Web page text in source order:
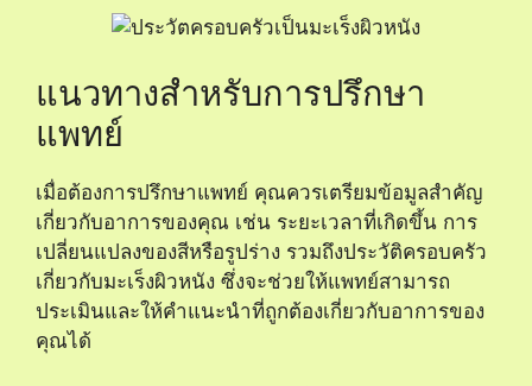
แนวทางสำหรับการปรึกษา
แพทย์
เมื่อต้องการปรึกษาแพทย์ คุณควรเตรียมข้อมูลสำคัญ
เกี่ยวกับอาการของคุณ เช่น ระยะเวลาที่เกิดขึ้น การ
เปลี่ยนแปลงของสีหรือรูปร่าง รวมถึงประวัติครอบครัว
เกี่ยวกับมะเร็งผิวหนัง ซึ่งจะช่วยให้แพทย์สามารถ
ประเมินและให้คำแนะนำที่ถูกต้องเกี่ยวกับอาการของ
คุณได้